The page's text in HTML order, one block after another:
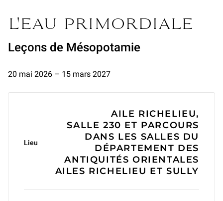
L'EAU PRIMORDIALE
Leçons de Mésopotamie
20 mai 2026 – 15 mars 2027
Lieu
AILE RICHELIEU,
SALLE 230 ET PARCOURS
DANS LES SALLES DU
DÉPARTEMENT DES
ANTIQUITÉS ORIENTALES
AILES RICHELIEU ET SULLY